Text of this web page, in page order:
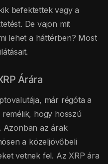
befektettek vagy a
De vajon mit
lehet a háttérben? Most
Árára
már régóta a
hogy hosszú
Azonban az árak
a közeljövőbeli
vetnek fel. Az XRP ára